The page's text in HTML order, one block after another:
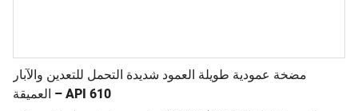
مضخة عمودية طويلة العمود شديدة التحمل للتعدين والآبار
العميقة – API 610